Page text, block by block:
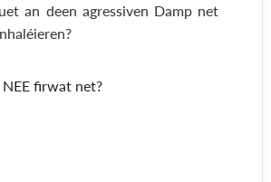
an deen agressiven Damp net
firwat net?